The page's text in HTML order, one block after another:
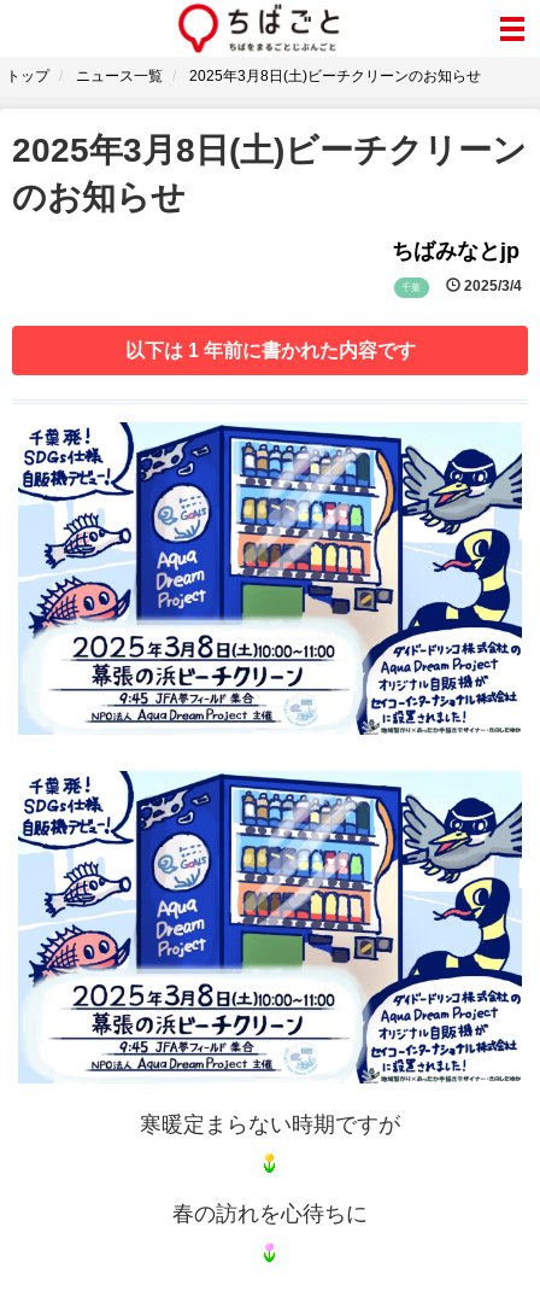
トップ ニュース一覧 2025年3月8日(土)ビーチクリーンのお知らせ
2025年3月8日(土)ビーチクリーン
のお知らせ
ちばみなとjp
千葉 2025/3/4
以下は 1 年前に書かれた内容です
寒暖定まらない時期ですが
春の訪れを心待ちに